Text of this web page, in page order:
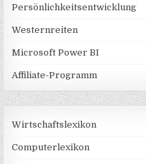
Persönlichkeitsentwicklung
Westernreiten
Microsoft Power BI
Affiliate-Programm
Wirtschaftslexikon
Computerlexikon